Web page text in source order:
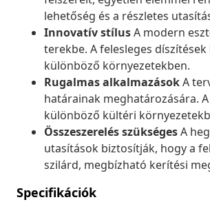
lehetőség és a részletes
Innovatív stílusA modern
terekbe. A felesleges
különböző környezetekben.
Rugalmas alkalmazásokA
határainak meghatározására.
különböző kültéri
Összeszerelés szükségesA
utasítások biztosítják, hogy a
szilárd, megbízható kerítési
Specifikációk